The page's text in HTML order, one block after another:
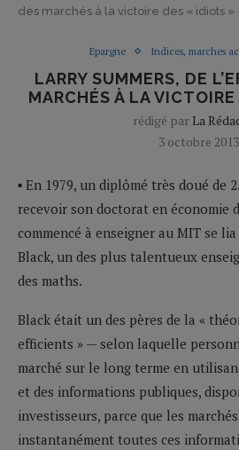
des marchés à la victoire des « idiots »
Epargne Indices, marches
LARRY SUMMERS, DE
MARCHÉS À LA
rédigé par La
3 octobre 2013
▪ En 1979, un diplômé très doué de
recevoir son doctorat en économie
commencé à enseigner au MIT se
Black, un des plus talentueux
des maths.
Black était un des pères de la «
efficients » — selon laquelle
marché sur le long terme en
et des informations publiques,
investisseurs, parce que les
instantanément toutes ces